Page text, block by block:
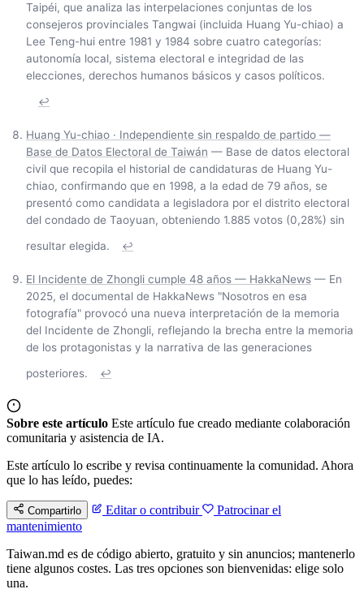
Taipéi, que analiza las interpelaciones conjuntas de los
consejeros provinciales Tangwai (incluida Huang Yu-chiao) a
Lee Teng-hui entre 1981 y 1984 sobre cuatro categorías:
autonomía local, sistema electoral e integridad de las
elecciones, derechos humanos básicos y casos políticos.
↩
Huang Yu-chiao · Independiente sin respaldo de partido —
Base de Datos Electoral de Taiwán — Base de datos electoral
civil que recopila el historial de candidaturas de Huang Yu-
chiao, confirmando que en 1998, a la edad de 79 años, se
presentó como candidata a legisladora por el distrito electoral
del condado de Taoyuan, obteniendo 1.885 votos (0,28%) sin
resultar elegida.
↩
El Incidente de Zhongli cumple 48 años — HakkaNews — En
2025, el documental de HakkaNews "Nosotros en esa
fotografía" provocó una nueva interpretación de la memoria
del Incidente de Zhongli, reflejando la brecha entre la memoria
de los protagonistas y la narrativa de las generaciones
posteriores.
↩
Sobre este artículo Este artículo fue creado mediante colaboración
comunitaria y asistencia de IA.
Este artículo lo escribe y revisa continuamente la comunidad. Ahora
que lo has leído, puedes:
Compartirlo Editar o contribuir
Patrocinar el
mantenimiento
Taiwan.md es de código abierto, gratuito y sin anuncios; mantenerlo
tiene algunos costes. Las tres opciones son bienvenidas: elige solo
una.